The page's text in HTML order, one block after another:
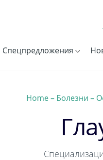
Спецпредложения
Home – Болезни –